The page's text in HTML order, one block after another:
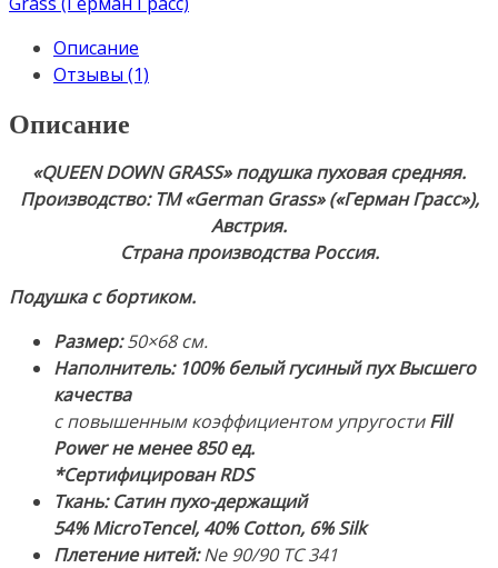
Описание
Отзывы (1)
Описание
«QUEEN DOWN GRASS» подушка пуховая средняя.
Производство: ТМ «German Grass» («Герман Грасс»),
Австрия.
Страна производства Россия.
Подушка с бортиком.
Размер:50×68 см.
Наполнитель: 100% белый гусиный пухВысшего
качества
с повышенным коэффициентом упругостиFill
Power не менее 850 ед.
*Сертифицирован RDS
Ткань: Сатин пухо-держащий
54% MicroTencel, 40% Cotton, 6% Silk
Плетение нитей:Ne 90/90 TC 341